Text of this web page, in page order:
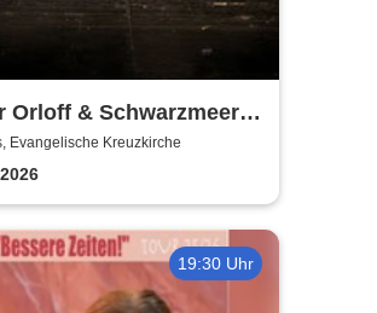
Orloff & Schwarzmeer
Chor - Das
Evangelische Kreuzkirche
19:30 Uhr